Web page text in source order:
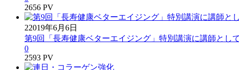
2656 PV
22019年6月6日
第9回「長寿健康ベターエイジング」特別講演に講師とし
0
2593 PV